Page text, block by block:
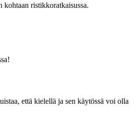
kohtaan ristikkoratkaisussa.
että kielellä ja sen käytössä voi olla